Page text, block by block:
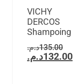
VICHY
DERCOS
Shampoing
135.00د.م.
132.00د.م.